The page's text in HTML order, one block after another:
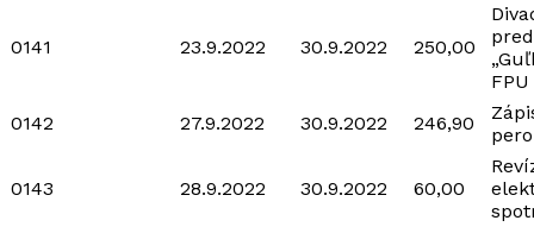
0141 23.9.2022 30.9.2022 250,00
FPU
0142
27.9.2022 30.9.2022 246,90
0143 28.9.2022 30.9.2022 60,00